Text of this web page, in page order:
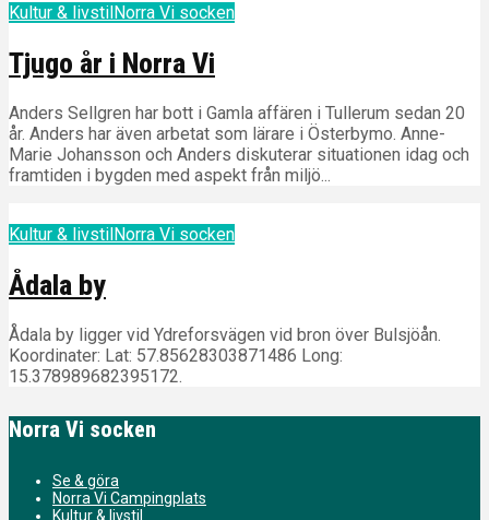
Kultur & livstilNorra Vi socken
Tjugo år i Norra Vi
Anders Sellgren har bott i Gamla affären i Tullerum sedan 20
år. Anders har även arbetat som lärare i Österbymo. Anne-
Marie Johansson och Anders diskuterar situationen idag och
framtiden i bygden med aspekt från miljö...
Kultur & livstil Norra Vi socken
Ådala by
Ådala by ligger vid Ydreforsvägen vid bron över Bulsjöån.
Koordinater: Lat: 57.85628303871486 Long:
15.378989682395172.
Norra Vi socken
Se & göra
Norra Vi Campingplats
Kultur & livstil